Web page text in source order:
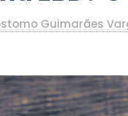
Guimarães